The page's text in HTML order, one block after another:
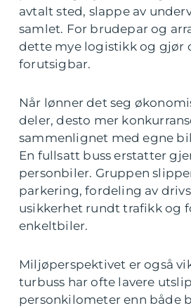
avtalt sted, slappe av
samlet. For brudepar og
dette mye logistikk og gjør
forutsigbar.
Når lønner det seg
deler, desto mer
sammenlignet med egne
En fullsatt buss erstatter
personbiler. Gruppen
parkering, fordeling av
usikkerhet rundt trafikk og
enkeltbiler.
Miljøperspektivet er også
turbuss har ofte lavere
personkilometer enn både